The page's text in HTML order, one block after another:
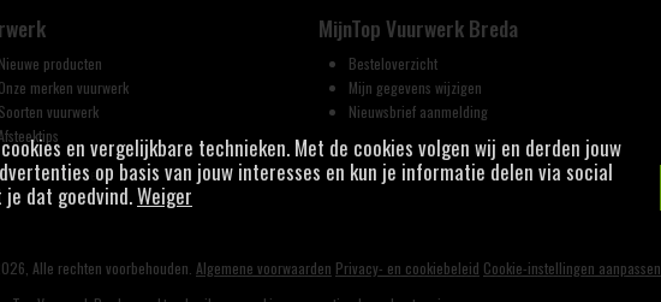
Nieuwe producten
Onze merken vuurwerk
Soorten vuurwerk
Afsteektips
MijnTop Vuurwerk Breda
Besteloverzicht
Mijn gegevens wijzigen
Nieuwsbrief aanmelding
Alle rechten voorbehouden. Algemene voorwaarden Privacy- en cookiebeleid Cookie-instellingen aanpassen
en vergelijkbare technieken. Met de cookies volgen wij en derden jouw
op basis van jouw interesses en kun je informatie delen via social
dat goedvind.Weiger